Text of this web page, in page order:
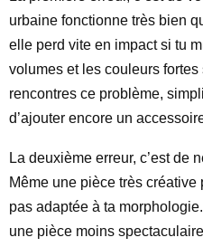
urbaine fonctionne très bien
elle perd vite en impact si tu
volumes et les couleurs
rencontres ce problème,
d’ajouter encore un
La deuxième erreur, c’est de
Même une pièce très créative
pas adaptée à ta
une pièce moins